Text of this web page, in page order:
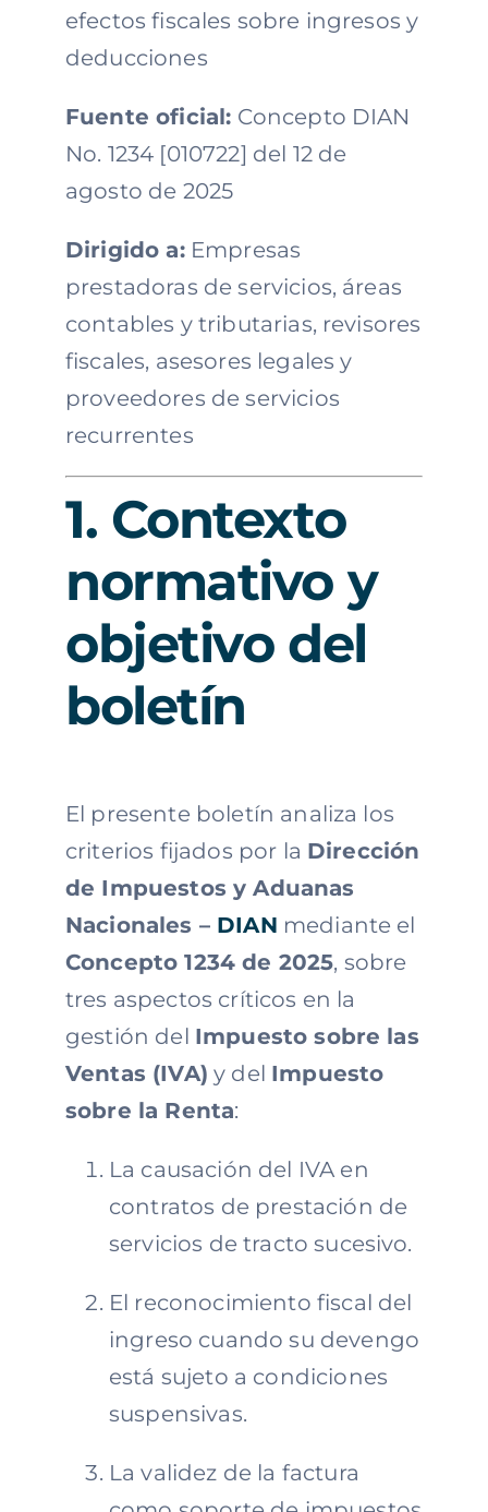
efectos fiscales sobre ingresos y
deducciones
Fuente oficial: Concepto DIAN
No. 1234 [010722] del 12 de
agosto de 2025
Dirigido a:Empresas
prestadoras de servicios, áreas
contables y tributarias, revisores
fiscales, asesores legales y
proveedores de servicios
recurrentes
1. Contexto
normativo y
objetivo del
boletín
El presente boletín analiza los
criterios fijados por la Dirección
de Impuestos y Aduanas
Nacionales – DIAN mediante el
Concepto 1234 de 2025, sobre
tres aspectos críticos en la
gestión del Impuesto sobre las
Ventas (IVA) y del Impuesto
sobre la Renta:
La causación del IVA en
contratos de prestación de
servicios de tracto sucesivo.
El reconocimiento fiscal del
ingreso cuando su devengo
está sujeto a condiciones
suspensivas.
La validez de la factura